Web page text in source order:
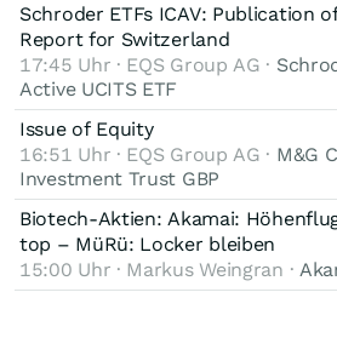
Schroder ETFs ICAV: Publication
Report for Switzerland
17:45 Uhr · EQS Group AG ·
Active UCITS ETF
Issue of Equity
16:51 Uhr · EQS Group AG · M&G
Investment Trust GBP
Biotech-Aktien: Akamai:
top – MüRü: Locker bleiben
15:00 Uhr · Markus Weingran ·